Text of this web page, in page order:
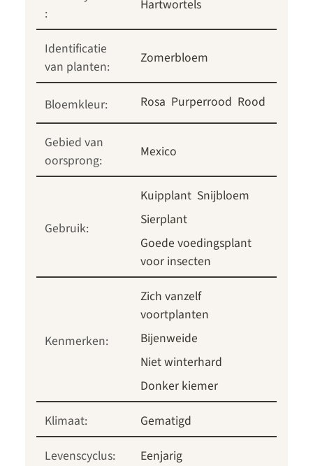
:
Hartwortels
Identificatie
van planten:
Zomerbloem
Bloemkleur: Rosa Purperrood Rood
Gebied van
oorsprong:
Mexico
Gebruik:
Kuipplant Snijbloem
Sierplant
Goede voedingsplant
voor insecten
Kenmerken:
Zich vanzelf
voortplanten
Bijenweide
Niet winterhard
Donker kiemer
Klimaat:
Gematigd
Levenscyclus:
Eenjarig